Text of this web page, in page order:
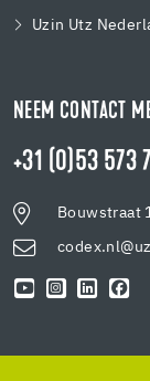
Uzin Utz
NEEM CONTACT
+31 (0)53 573
Bouwstraat